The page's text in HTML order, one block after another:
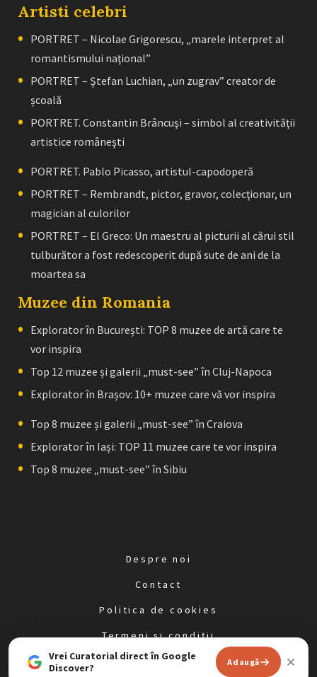
Artisti celebri
PORTRET – Nicolae Grigorescu, „marele interpret al
romantismului naţional”
PORTRET – Ştefan Luchian, „un zugrav” creator de
școală
PORTRET. Constantin Brâncuşi – simbol al creativităţii
artistice româneşti
PORTRET. Pablo Picasso, artistul-capodoperă
PORTRET – Rembrandt, pictor, gravor, colecţionar, un
magician al culorilor
PORTRET – El Greco: Un maestru al picturii al cărui stil
tulburător a fost redescoperit după sute de ani de la
moartea sa
Muzee din Romania
Explorator în București: TOP 8 muzee de artă care te
vor inspira
Top 12 muzee și galerii „must-see” în Cluj-Napoca
Explorator în Brașov: 10+ muzee care vă vor inspira
Top 8 muzee și galerii „must-see” în Craiova
Explorator în Iași: TOP 11 muzee care te vor inspira
Top 8 muzee „must-see” în Sibiu
Despre noi
Contact
Politica de cookies
Termeni și condiții
Politica de confidențialitate
Vrei Curatorial direct în Google
Discover?
Adaugă